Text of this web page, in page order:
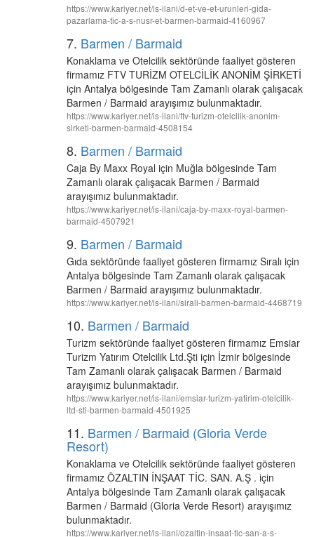
https://www.kariyer.net/is-ilani/d-et-ve-et-urunleri-gida-
pazarlama-tic-a-s-nusr-et-barmen-barmaid-4160967
7. Barmen / Barmaid
Konaklama ve Otelcilik sektöründe faaliyet gösteren
firmamız FTV TURİZM OTELCİLİK ANONİM ŞİRKETİ
için Antalya bölgesinde Tam Zamanlı olarak çalışacak
Barmen / Barmaid arayışımız bulunmaktadır.
https://www.kariyer.net/is-ilani/ftv-turizm-otelcilik-anonim-
sirketi-barmen-barmaid-4508154
8. Barmen / Barmaid
Caja By Maxx Royal için Muğla bölgesinde Tam
Zamanlı olarak çalışacak Barmen / Barmaid
arayışımız bulunmaktadır.
https://www.kariyer.net/is-ilani/caja-by-maxx-royal-barmen-
barmaid-4507921
9. Barmen / Barmaid
Gıda sektöründe faaliyet gösteren firmamız Sıralı için
Antalya bölgesinde Tam Zamanlı olarak çalışacak
Barmen / Barmaid arayışımız bulunmaktadır.
https://www.kariyer.net/is-ilani/sirali-barmen-barmaid-4468719
10. Barmen / Barmaid
Turizm sektöründe faaliyet gösteren firmamız Emsiar
Turizm Yatırım Otelcilik Ltd.Şti için İzmir bölgesinde
Tam Zamanlı olarak çalışacak Barmen / Barmaid
arayışımız bulunmaktadır.
https://www.kariyer.net/is-ilani/emsiar-turizm-yatirim-otelcilik-
ltd-sti-barmen-barmaid-4501925
11. Barmen / Barmaid (Gloria Verde
Resort)
Konaklama ve Otelcilik sektöründe faaliyet gösteren
firmamız ÖZALTIN İNŞAAT TİC. SAN. A.Ş . için
Antalya bölgesinde Tam Zamanlı olarak çalışacak
Barmen / Barmaid (Gloria Verde Resort) arayışımız
bulunmaktadır.
https://www.kariyer.net/is-ilani/ozaltin-insaat-tic-san-a-s-